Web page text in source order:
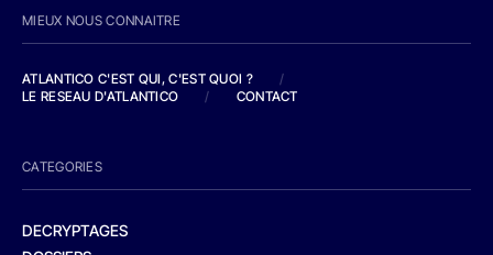
MIEUX NOUS CONNAITRE
ATLANTICO C'EST QUI, C'EST QUOI ?
/
LE RESEAU D'ATLANTICO
/ CONTACT
CATEGORIES
DECRYPTAGES